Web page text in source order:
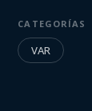
CATEGORÍAS
VAR